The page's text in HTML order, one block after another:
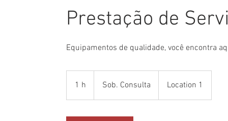
Prestação de
Equipamentos de qualidade, você encontra
1 h Sob. Consulta Location 1